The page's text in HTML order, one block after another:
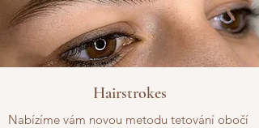
Hairstrokes
Nabízíme vám novou metodu tetování obočí